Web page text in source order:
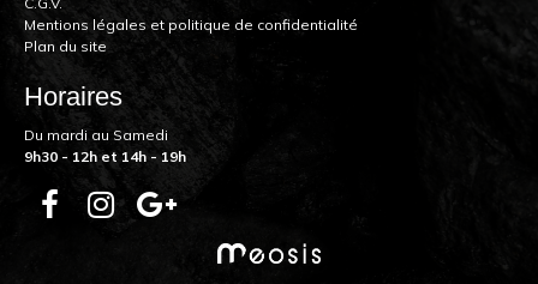
Mentions légales et politique de confidentialité
Plan du site
Horaires
Du mardi au Samedi
9h30 - 12h et 14h - 19h